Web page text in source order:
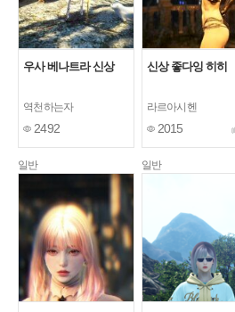
우사 베나트라 신상
역천하는자
2492
신상 좋다잉 히히
라르아시헨
2015
일반 일반